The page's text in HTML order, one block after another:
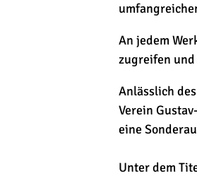
An jedem
zugreifen
Anlässlich
Verein
eine
Unter dem